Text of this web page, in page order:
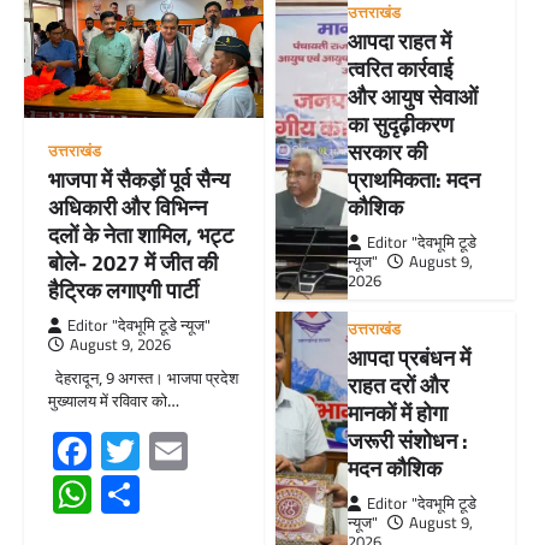
उत्तराखंड
भाजपा में सैकड़ों पूर्व सैन्य
अधिकारी और विभिन्न
दलों के नेता शामिल, भट्ट
बोले- 2027 में जीत की
हैट्रिक लगाएगी पार्टी
Editor "देवभूमि टूडे न्यूज"
August 9, 2026
देहरादून, 9 अगस्त। भाजपा प्रदेश
मुख्यालय में रविवार को…
Facebook
TwitterEmail
WhatsApp
उत्तराखंड
आपदा राहत में
त्वरित कार्रवाई
और आयुष सेवाओं
का सुदृढ़ीकरण
सरकार की
प्राथमिकता: मदन
कौशिक
Editor "देवभूमि टूडे
न्यूज"
August 9,
2026
उत्तराखंड
आपदा प्रबंधन में
राहत दरों और
मानकों में होगा
जरूरी संशोधन :
मदन कौशिक
Editor "देवभूमि टूडे
न्यूज"
August 9,